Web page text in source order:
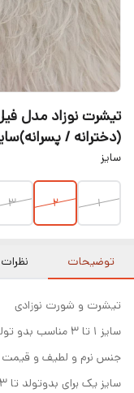
تیشرت نوزاد مدل
(دخترانه / پسرانه)سایز ۱
سایز
1
2
3
توضیحات نظرات
تیشرت و شورت نوزادی
سایز ۱ تا ۳ مناسب بدو تولد تا ۹ ماه حدودا
جنس نرم و لطیف و
سایز یک برای بدوتولد تا ۳ ماه